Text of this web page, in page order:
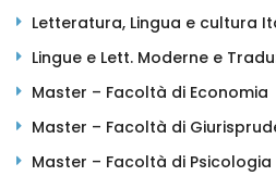
Letteratura, Lingua e cultura
Lingue e Lett. Moderne e
Master – Facoltà di Economia
Master – Facoltà di
Master – Facoltà di Psicologia